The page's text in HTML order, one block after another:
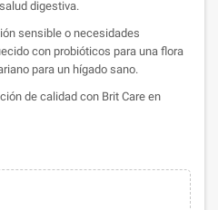
digestiva.
sensible o necesidades
con probióticos para una flora
para un hígado sano.
de calidad con Brit Care en